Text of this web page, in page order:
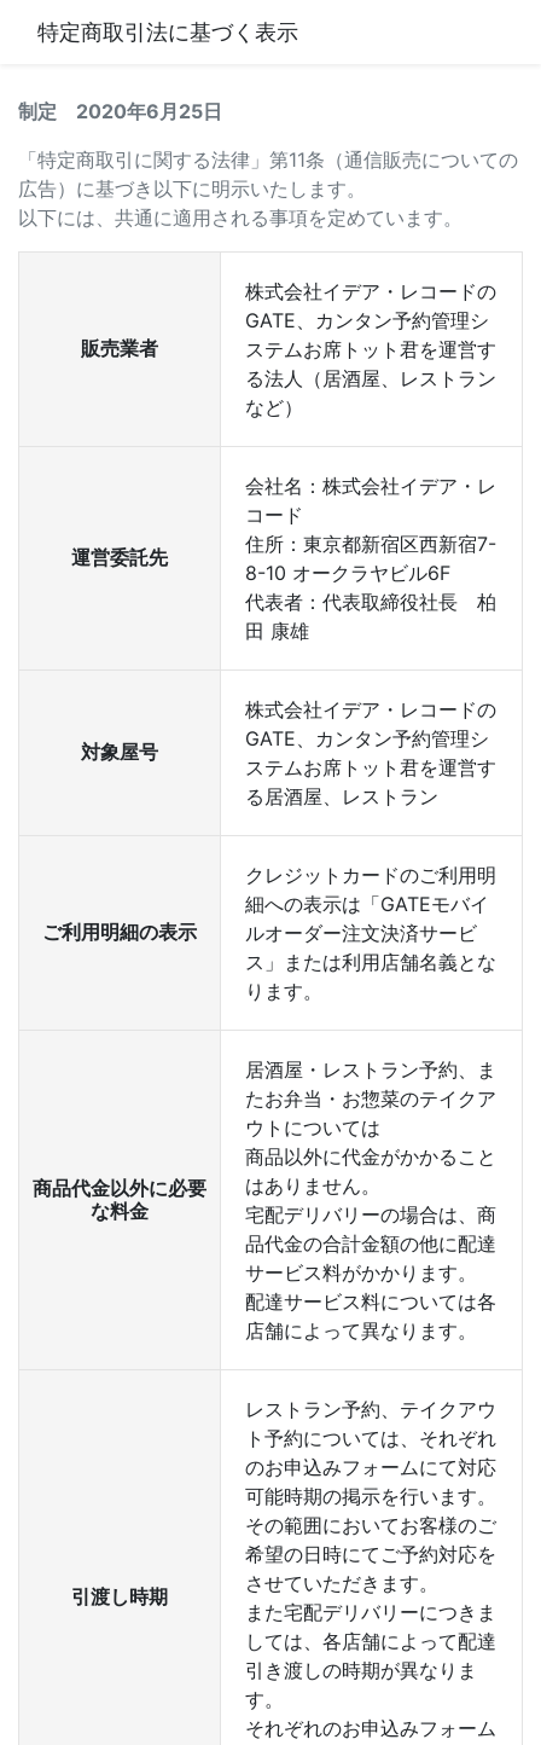
特定商取引法に基づく表示
制定 2020年6月25日
「特定商取引に関する法律」第11条（通信販売についての
広告）に基づき以下に明示いたします。
以下には、共通に適用される事項を定めています。
販売業者
株式会社イデア・レコードの
GATE、カンタン予約管理シ
ステムお席トット君を運営す
る法人（居酒屋、レストラン
など）
運営委託先
会社名：株式会社イデア・レ
コード
住所：東京都新宿区西新宿7-
8-10 オークラヤビル6F
代表者：代表取締役社長 柏
田 康雄
対象屋号
株式会社イデア・レコードの
GATE、カンタン予約管理シ
ステムお席トット君を運営す
る居酒屋、レストラン
ご利用明細の表示
クレジットカードのご利用明
細への表示は「GATEモバイ
ルオーダー注文決済サービ
ス」または利用店舗名義とな
ります。
商品代金以外に必要
な料金
居酒屋・レストラン予約、ま
たお弁当・お惣菜のテイクア
ウトについては
商品以外に代金がかかること
はありません。
宅配デリバリーの場合は、商
品代金の合計金額の他に配達
サービス料がかかります。
配達サービス料については各
店舗によって異なります。
引渡し時期
レストラン予約、テイクアウ
ト予約については、それぞれ
のお申込みフォームにて対応
可能時期の掲示を行います。
その範囲においてお客様のご
希望の日時にてご予約対応を
させていただきます。
また宅配デリバリーにつきま
しては、各店舗によって配達
引き渡しの時期が異なりま
す。
それぞれのお申込みフォーム